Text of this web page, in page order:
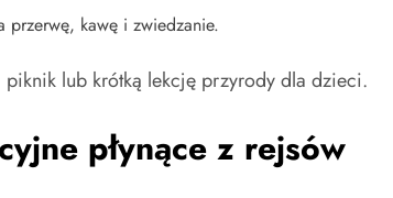
przerwę, kawę i zwiedzanie.
lub krótką lekcję przyrody dla dzieci.
płynące z rejsów